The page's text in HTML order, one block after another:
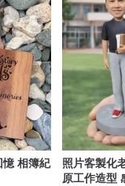
相簿紀
照片客製化
原工作造型